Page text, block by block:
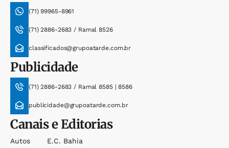
(71) 99965-8961
(71) 2886-2683 / Ramal 8526
classificados@grupoatarde.com.br
Publicidade
(71) 2886-2683 / Ramal 8585 | 8586
publicidade@grupoatarde.com.br
Canais e Editorias
Autos
E.c. Bahia